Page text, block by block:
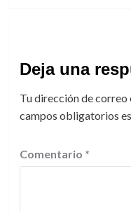
Deja una
Tu dirección de
campos obligatorios
Comentario *